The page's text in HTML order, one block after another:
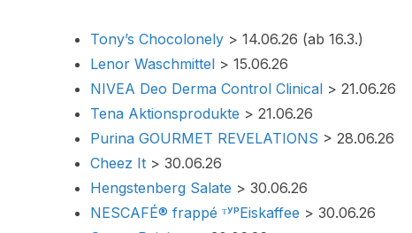
Tony’s Chocolonely > 14.06.26 (ab 16.3.)
Lenor Waschmittel > 15.06.26
NIVEA Deo Derma Control Clinical > 21.06.26
Tena Aktionsprodukte > 21.06.26
Purina GOURMET REVELATIONS > 28.06.26
Cheez It > 30.06.26
Hengstenberg Salate > 30.06.26
NESCAFÉ® frappé ᵀʸᵖEiskaffee > 30.06.26